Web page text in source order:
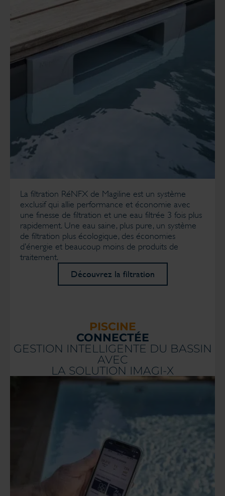
La filtration RéNFX de Magiline est un système
exclusif qui allie performance et économie avec
une finesse de filtration et une eau filtrée 3 fois plus
rapidement. Une eau saine, plus pure, un système
de filtration plus écologique, des économies
d’énergie et beaucoup moins de produits de
traitement.
Découvrez la filtration
PISCINE
CONNECTÉE
GESTION INTELLIGENTE DU BASSIN
AVEC
LA SOLUTION IMAGI-X